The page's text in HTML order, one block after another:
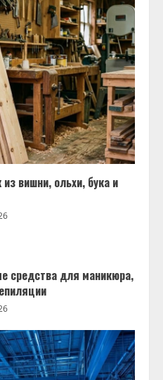
вишни, ольхи, бука и
средства для маникюра,